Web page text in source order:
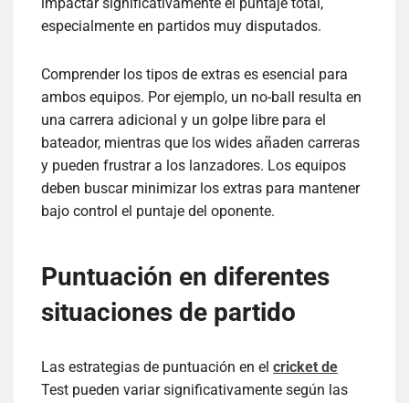
especialmente en partidos muy disputados.
Comprender los tipos de extras es esencial para
ambos equipos. Por ejemplo, un no-ball resulta en
una carrera adicional y un golpe libre para el
bateador, mientras que los wides añaden carreras
y pueden frustrar a los lanzadores. Los equipos
deben buscar minimizar los extras para mantener
bajo control el puntaje del oponente.
Puntuación en diferentes
situaciones de partido
Las estrategias de puntuación en el cricket de
Test pueden variar significativamente según las